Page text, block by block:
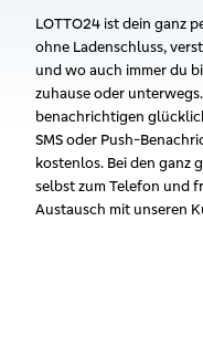
LOTTO24 ist dein ganz
ohne Ladenschluss,
und wo auch immer du
zuhause oder
benachrichtigen
SMS oder Push-
kostenlos. Bei den ganz
selbst zum Telefon und
Austausch mit unseren